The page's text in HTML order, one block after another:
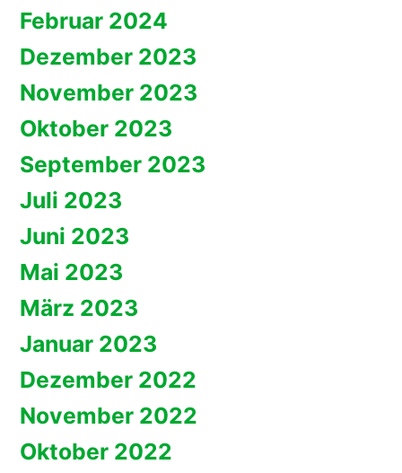
Februar 2024
Dezember 2023
November 2023
Oktober 2023
September 2023
Juli 2023
Juni 2023
Mai 2023
März 2023
Januar 2023
Dezember 2022
November 2022
Oktober 2022